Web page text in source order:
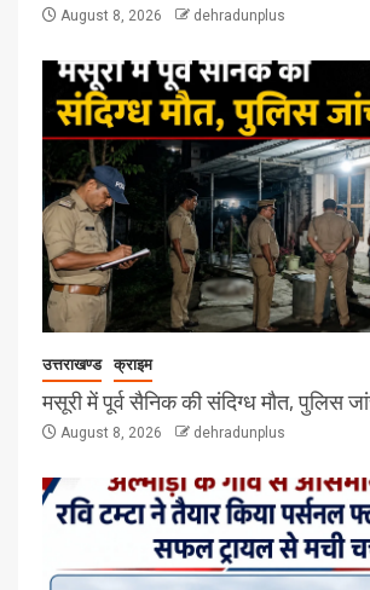
August 8, 2026 dehradunplus
उत्तराखण्ड क्राइम
मसूरी में पूर्व सैनिक की संदिग्ध मौत, पुलिस
August 8, 2026 dehradunplus